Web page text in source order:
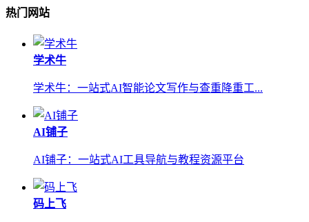
热门网站
学术牛
学术牛：一站式AI智能论文写作与查重降重工...
AI铺子
AI铺子：一站式AI工具导航与教程资源平台
码上飞